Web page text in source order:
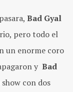
Bad Gyal
pero todo el
un enorme coro
y Bad
con dos